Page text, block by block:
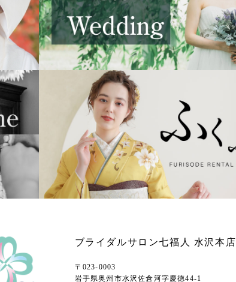
ブライダルサロン七福人 水沢本店
〒023-0003
岩手県奥州市水沢佐倉河字慶徳44-1